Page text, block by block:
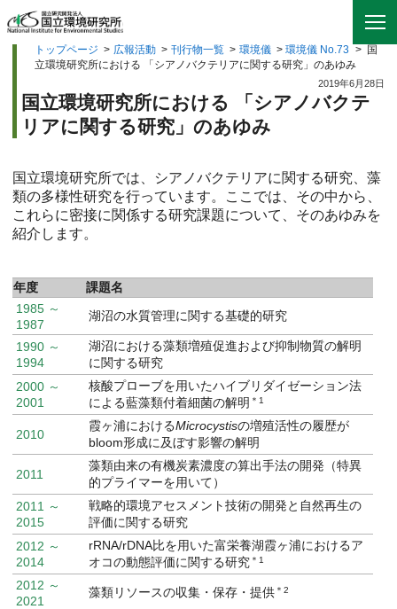
トップページ > 広報活動 > 刊行物一覧 > 環境儀 > 環境儀 No.73 >
国
立環境研究所における 「シアノバクテリアに関する研究」のあゆみ
2019年6月28日
国立環境研究所における 「シアノバクテ
リアに関する研究」のあゆみ
国立環境研究所では、シアノバクテリアに関する研究、藻
類の多様性研究を行っています。ここでは、その中から、
これらに密接に関係する研究課題について、そのあゆみを
紹介します。
年度
課題名
1985 ～
1987
湖沼の水質管理に関する基礎的研究
1990 ～
1994
湖沼における藻類増殖促進および抑制物質の解明
に関する研究
2000 ～
2001
核酸プローブを用いたハイブリダイゼーション法
による藍藻類付着細菌の解明 ＊1
2010
霞ヶ浦におけるMicrocystisの増殖活性の履歴が
bloom形成に及ぼす影響の解明
2011
藻類由来の有機炭素濃度の算出手法の開発（特異
的プライマーを用いて）
2011 ～
2015
戦略的環境アセスメント技術の開発と自然再生の
評価に関する研究
2012 ～
2014
rRNA/rDNA比を用いた富栄養湖霞ヶ浦におけるア
オコの動態評価に関する研究＊1
2012 ～
2021
藻類リソースの収集・保存・提供 ＊2